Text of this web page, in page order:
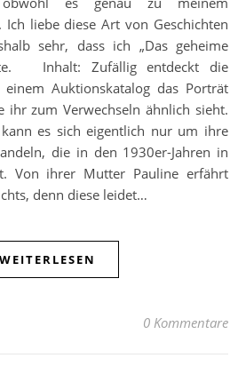
Ich liebe diese Art von Geschichten
sehr, dass ich „Das geheime
Inhalt: Zufällig entdeckt die
Auktionskatalog das Porträt
ihr zum Verwechseln ähnlich sieht.
es sich eigentlich nur um ihre
die in den 1930er-Jahren in
Von ihrer Mutter Pauline erfährt
denn diese leidet…
WEITERLESEN
0 Kommentare